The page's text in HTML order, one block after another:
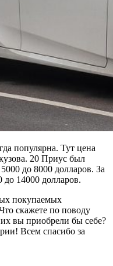
популярна. Тут цена
20 Приус был
до 8000 долларов. За
до 14000 долларов.
покупаемых
скажете по поводу
вы приобрели бы себе?
Всем спасибо за